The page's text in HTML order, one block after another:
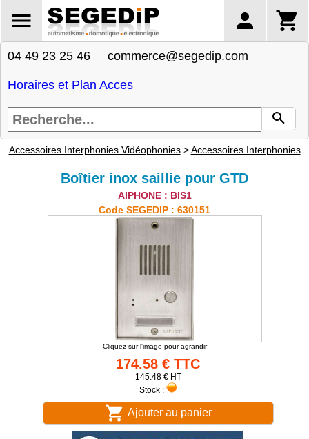
04 49 23 25 46 commerce@segedip.com
Horaires et Plan Acces
Accessoires Interphonies Vidéophonies>Accessoires Interphonies
Boîtier inox saillie pour GTD
AIPHONE : BIS1
Code SEGEDIP : 630151
Cliquez sur l'image pour agrandir
174.58 € TTC
145.48 € HT
Stock :
Ajouter au panier